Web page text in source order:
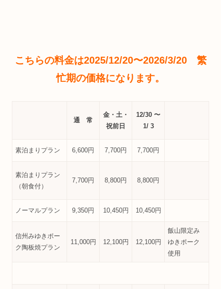
こちらの料金は2025/12/20〜2026/3/20 繁
忙期の価格になります。
通 常
金・土・
祝前日
12/30 〜
1/ 3
素泊まりプラン 6,600円 7,700円 7,700円
素泊まりプラン
（朝食付）
7,700円 8,800円 8,800円
ノーマルプラン 9,350円 10,450円 10,450円
信州みゆきポー
ク陶板焼プラン
11,000円 12,100円 12,100円
飯山限定み
ゆきポーク
使用